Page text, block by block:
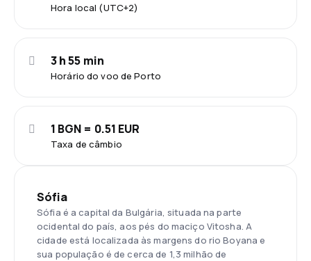
Hora local (UTC+2)
Horário do voo de Porto
3 h 55 min
Taxa de câmbio
1 BGN = 0.51 EUR
Sófia
Sófia é a capital da Bulgária, situada na parte
ocidental do país, aos pés do maciço Vitosha. A
cidade está localizada às margens do rio Boyana e
sua população é de cerca de 1,3 milhão de